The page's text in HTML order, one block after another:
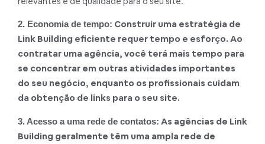
2. Economia de tempo: Construir uma estratégia de
Link Building eficiente requer tempo e esforço. Ao
contratar uma agência, você terá mais tempo para
se concentrar em outras atividades importantes
do seu negócio, enquanto os profissionais cuidam
da obtenção de links para o seu site.
3. Acesso a uma rede de contatos: As agências de Link
Building geralmente têm uma ampla rede de